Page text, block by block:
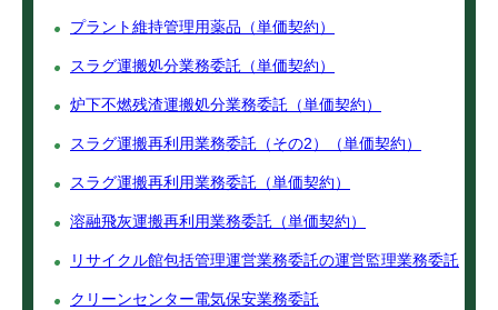
プラント維持管理用薬品（単価契約）
スラグ運搬処分業務委託（単価契約）
炉下不燃残渣運搬処分業務委託（単価契約）
スラグ運搬再利用業務委託（その2）（単価契約）
スラグ運搬再利用業務委託（単価契約）
溶融飛灰運搬再利用業務委託（単価契約）
リサイクル館包括管理運営業務委託の運営監理業務委託
クリーンセンター電気保安業務委託